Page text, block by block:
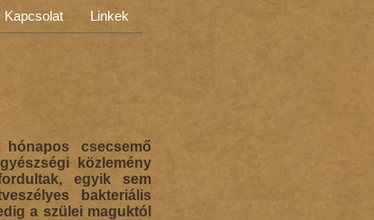
Kapcsolat Linkek
csecsemő
közlemény
egyik sem
bakteriális
a szülei maguktól